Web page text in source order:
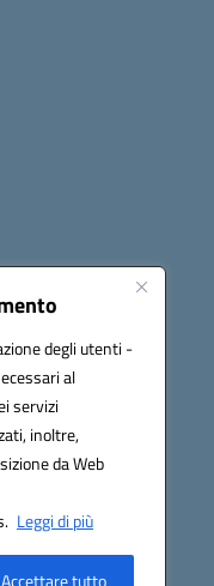
degli utenti -
al
servizi
inoltre,
da Web
Leggi di più
Accettare tutto